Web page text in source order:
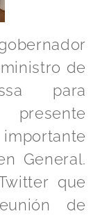
de
para
General.
que
de